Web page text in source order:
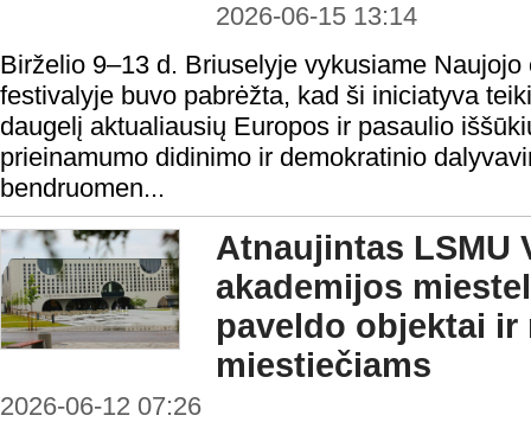
2026-06-15 13:14
Birželio 9–13 d. Briuselyje vykusiame
festivalyje buvo pabrėžta, kad ši iniciatyva
daugelį aktualiausių Europos ir pasaulio
prieinamumo didinimo ir demokratinio
bendruomen...
Atnaujintas LSMU
akademijos
paveldo objektai ir
miestiečiams
2026-06-12 07:26